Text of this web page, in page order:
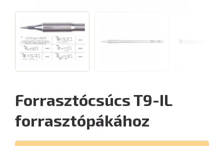
Forrasztócsúcs T9-IL
forrasztópákához